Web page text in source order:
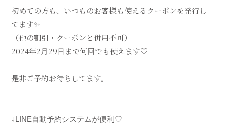
初めての方も、いつものお客様も使えるクーポンを発行し
てます✨
（他の割引・クーポンと併用不可）
2024年2月29日まで何回でも使えます♡
是非ご予約お待ちしてます。
↓LINE自動予約システムが便利♡